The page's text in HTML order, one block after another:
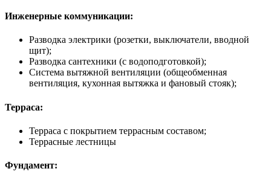
Инженерные коммуникации:
Разводка электрики (розетки, выключатели, вводной
щит);
Разводка сантехники (с водоподготовкой);
Система вытяжной вентиляции (общеобменная
вентиляция, кухонная вытяжка и фановый стояк);
Терраса:
Терраса с покрытием террасным составом;
Террасные лестницы
Фундамент: